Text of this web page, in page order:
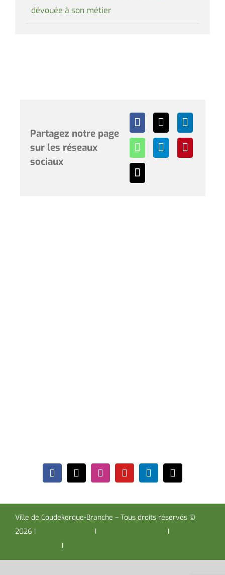
dévouée à son métier
Partagez notre page
sur les réseaux
sociaux
Ville de Coudekerque-Branche – Tous droits réservés ©
2026 I
I I
I